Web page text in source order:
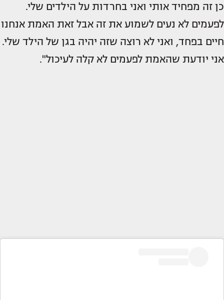
כן זה מפחיד אותי ואני בחרדות על הילדים שלי.
לפעמים לא נעים לשמוע את זה אבל זאת האמת אנחנו
חיים בפחד, ואני לא רוצה שזה יהיה בגן של הילד שלי.
אני יודעת שהאמת לפעמים לא קלה לעיכול".